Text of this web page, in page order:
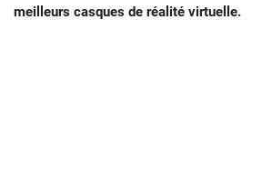
meilleurs casques de réalité virtuelle.